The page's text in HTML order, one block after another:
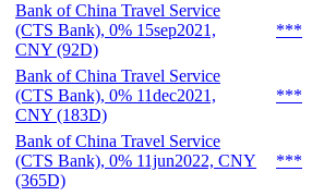
Bank of China Travel Service
(CTS Bank), 0% 15sep2021,
CNY (92D)
***
Bank of China Travel Service
(CTS Bank), 0% 11dec2021,
CNY (183D)
***
Bank of China Travel Service
(CTS Bank), 0% 11jun2022, CNY
(365D)
***